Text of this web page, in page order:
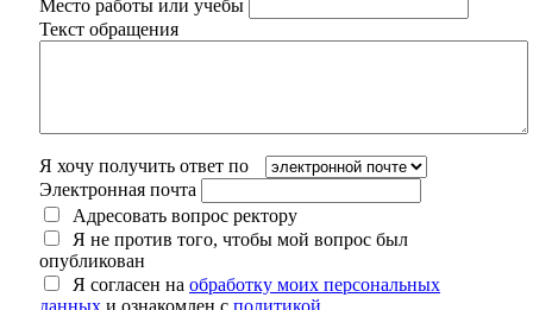
Место работы или учебы
Текст обращения
Я хочу получить ответ по
Электронная почта
Адресовать вопрос ректору
Я не против того, чтобы мой вопрос был
опубликован
Я согласен на обработку моих персональных
данных и ознакомлен с политикой